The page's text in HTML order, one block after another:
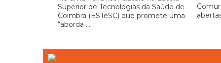
Superior de Tecnologias da Saúde de
Coimbra (ESTeSC) que promete uma
“aborda ...